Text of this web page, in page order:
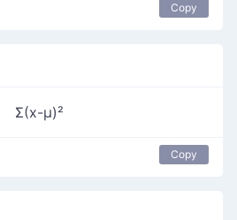
Copy
Σ(x-μ)²
Copy